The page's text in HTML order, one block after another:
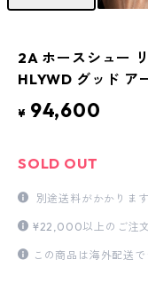
2A ホースシュー
HLYWD グッド ア
¥ 94,600
SOLD OUT
別途送料がかかりま
¥22,000以上のご注文
この商品は海外配送で